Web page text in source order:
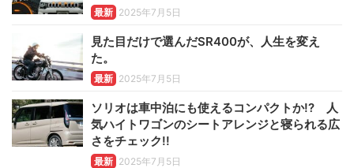
最新 2025年7月5日
見た目だけで選んだSR400が、人生を変え
た。
最新 2025年7月5日
ソリオは車中泊にも使えるコンパクトか!? 人
気ハイトワゴンのシートアレンジと寝られる広
さをチェック!!
最新 2025年7月5日